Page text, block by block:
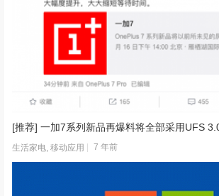
[推荐] 一加7系列新品再爆料将全部采用UFS
生活家电,移动应用 7 年前